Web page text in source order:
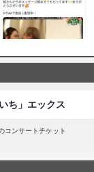
ち」エックス